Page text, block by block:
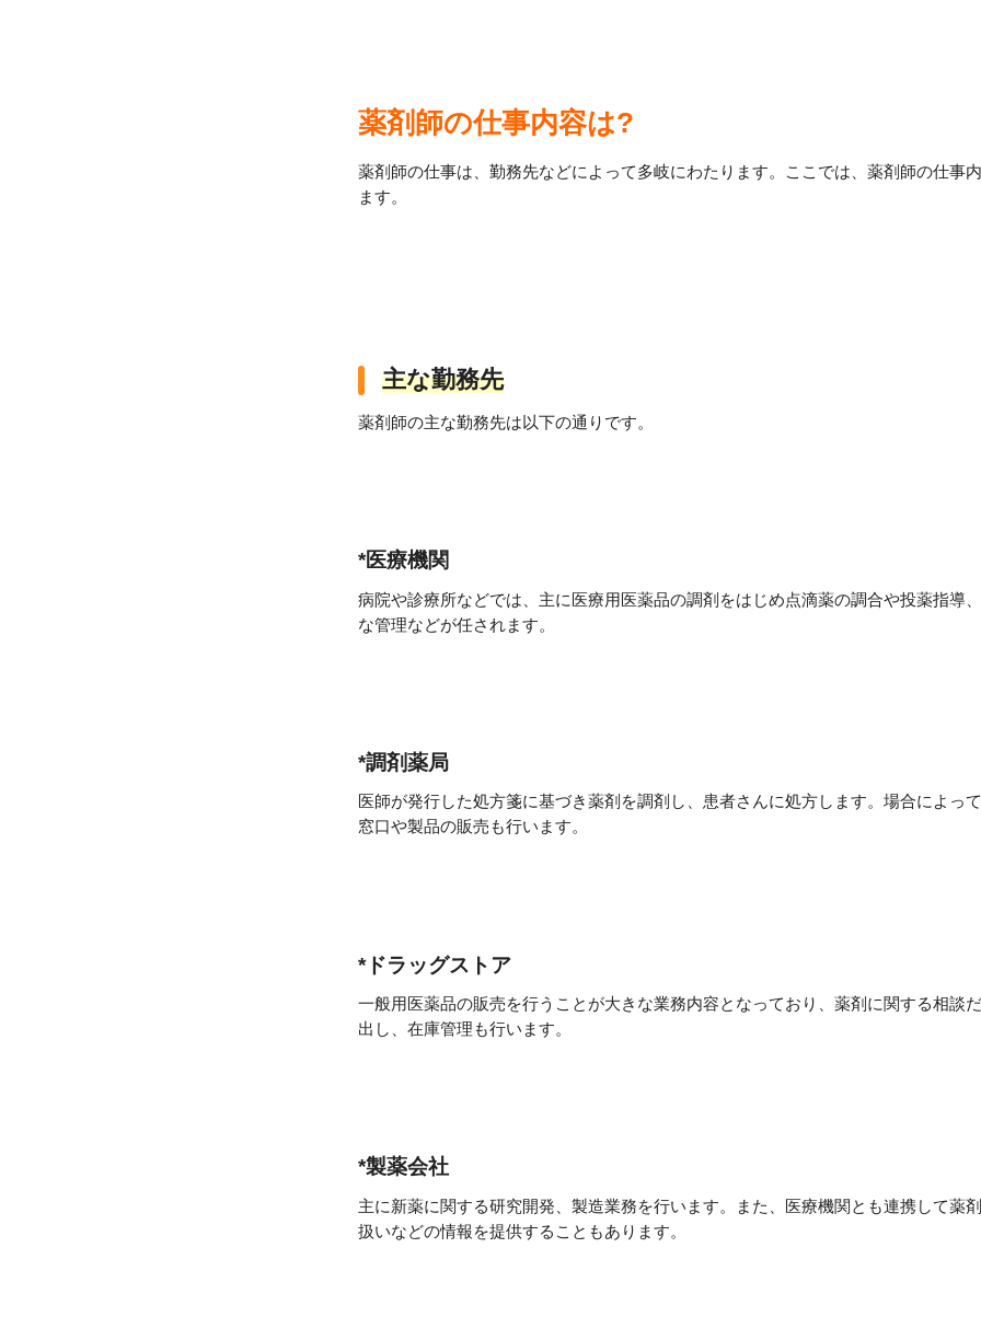
薬剤師の仕事内容は?
薬剤師の仕事は、勤務先などによって多岐にわたります。ここでは、薬剤師の仕事
ます。
主な勤務先
薬剤師の主な勤務先は以下の通りです。
*医療機関
病院や診療所などでは、主に医療用医薬品の調剤をはじめ点滴薬の調合や投薬指導
な管理などが任されます。
*調剤薬局
医師が発行した処方箋に基づき薬剤を調剤し、患者さんに処方します。場合によっ
窓口や製品の販売も行います。
*ドラッグストア
一般用医薬品の販売を行うことが大きな業務内容となっており、薬剤に関する相談
出し、在庫管理も行います。
*製薬会社
主に新薬に関する研究開発、製造業務を行います。また、医療機関とも連携して薬
扱いなどの情報を提供することもあります。